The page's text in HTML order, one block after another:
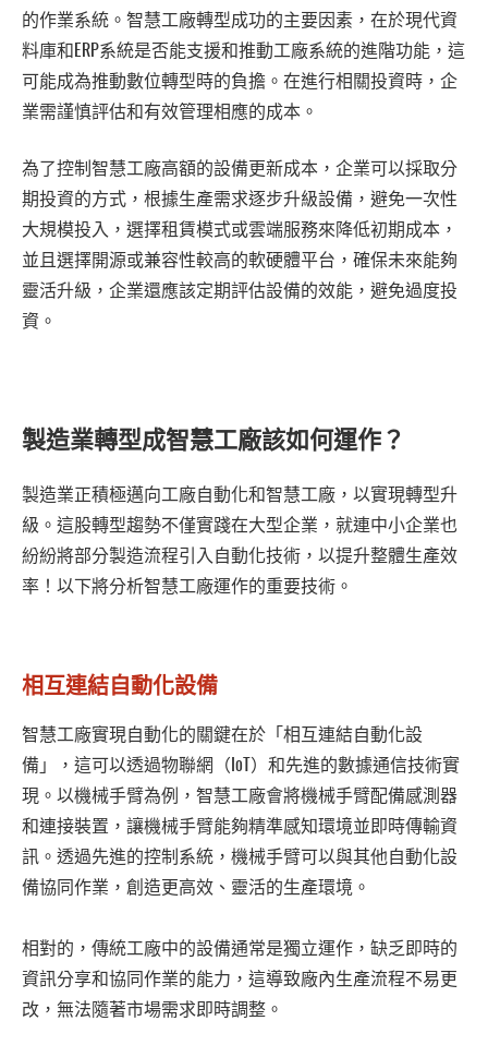
的作業系統。智慧工廠轉型成功的主要因素，在於現代資
料庫和ERP系統是否能支援和推動工廠系統的進階功能，這
可能成為推動數位轉型時的負擔。在進行相關投資時，企
業需謹慎評估和有效管理相應的成本。
為了控制智慧工廠高額的設備更新成本，企業可以採取分
期投資的方式，根據生產需求逐步升級設備，避免一次性
大規模投入，選擇租賃模式或雲端服務來降低初期成本，
並且選擇開源或兼容性較高的軟硬體平台，確保未來能夠
靈活升級，企業還應該定期評估設備的效能，避免過度投
資。
製造業轉型成智慧工廠該如何運作？
製造業正積極邁向工廠自動化和智慧工廠，以實現轉型升
級。這股轉型趨勢不僅實踐在大型企業，就連中小企業也
紛紛將部分製造流程引入自動化技術，以提升整體生產效
率！以下將分析智慧工廠運作的重要技術。
相互連結自動化設備
智慧工廠實現自動化的關鍵在於「相互連結自動化設
備」，這可以透過物聯網（IoT）和先進的數據通信技術實
現。以機械手臂為例，智慧工廠會將機械手臂配備感測器
和連接裝置，讓機械手臂能夠精準感知環境並即時傳輸資
訊。透過先進的控制系統，機械手臂可以與其他自動化設
備協同作業，創造更高效、靈活的生產環境。
相對的，傳統工廠中的設備通常是獨立運作，缺乏即時的
資訊分享和協同作業的能力，這導致廠內生產流程不易更
改，無法隨著市場需求即時調整。